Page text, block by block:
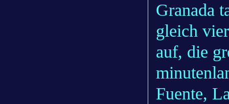
Granada
gleich
auf, die
Fuente,